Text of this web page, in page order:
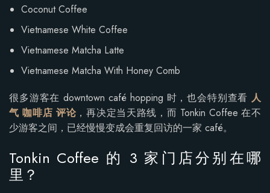
Coconut Coffee
Vietnamese White Coffee
Vietnamese Matcha Latte
Vietnamese Matcha With Honey Comb
很多游客在 downtown café hopping 时，也会特别查看 人
气 咖啡店 评论，再决定当天路线，而 Tonkin Coffee 在不
少游客之间，已经慢慢变成会重复回访的一家 café。
Tonkin Coffee 的 3 家门店分别在哪
里？